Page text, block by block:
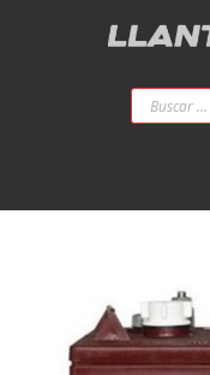
Búsqueda
productos